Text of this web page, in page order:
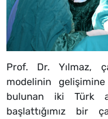
Prof. Dr. Yılmaz,
modelinin
bulunan iki Türk
başlattığımız bir